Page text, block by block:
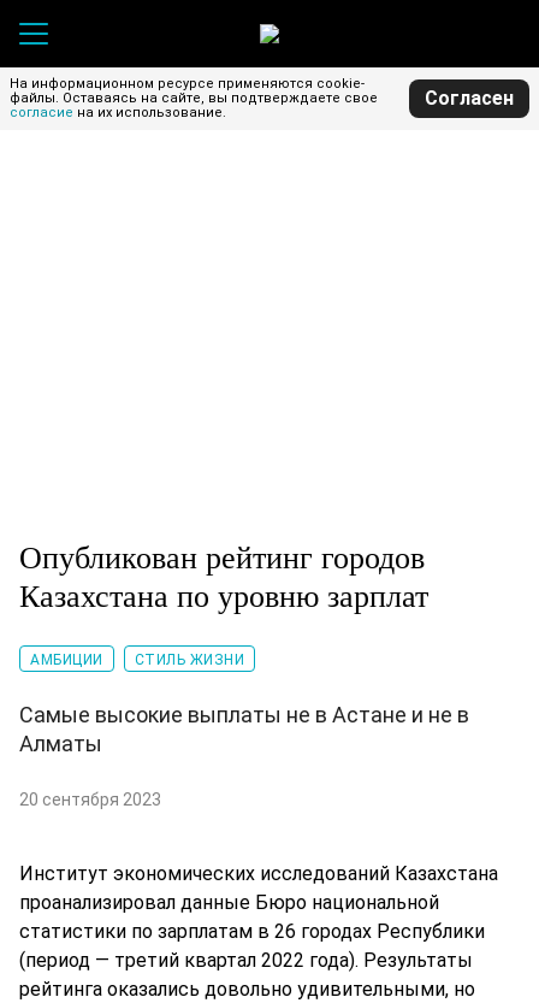
На информационном ресурсе применяются cookie-
файлы. Оставаясь на сайте, вы подтверждаете свое
согласие на их использование.
Согласен
Опубликован рейтинг городов
Казахстана по уровню зарплат
АМБИЦИИ СТИЛЬ ЖИЗНИ
Самые высокие выплаты не в Астане и не в
Алматы
20 сентября 2023
Институт экономических исследований Казахстана
проанализировал данные Бюро национальной
статистики по зарплатам в 26 городах Республики
(период — третий квартал 2022 года). Результаты
рейтинга оказались довольно удивительными, но